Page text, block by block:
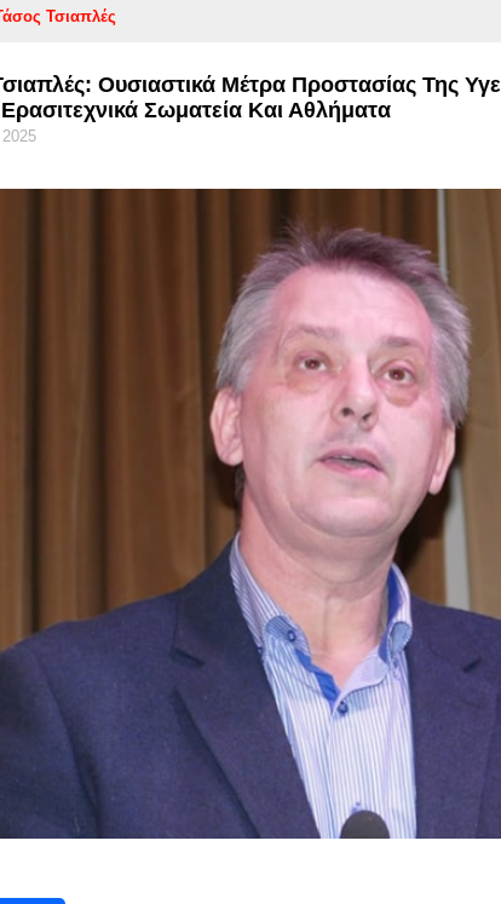
Τσιαπλές
Ουσιαστικά Μέτρα Προστασίας Της
Σωματεία Και Αθλήματα
2025